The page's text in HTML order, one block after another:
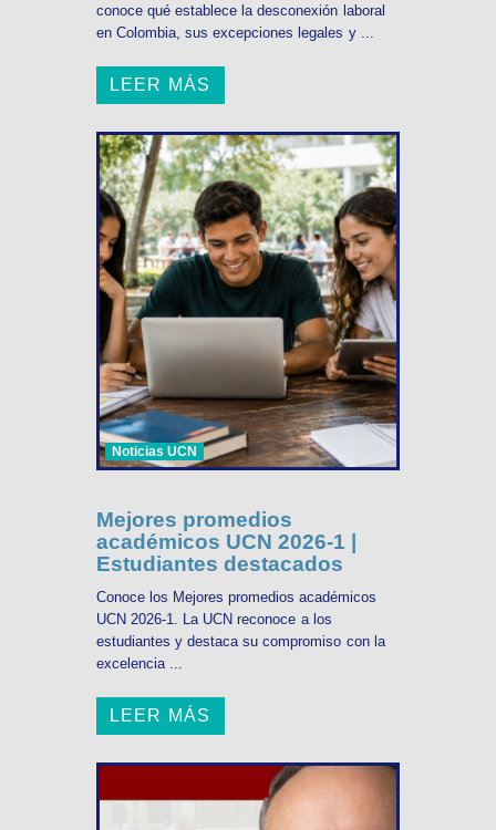
conoce qué establece la desconexión laboral
en Colombia, sus excepciones legales y ...
LEER MÁS
Noticias UCN
Mejores promedios
académicos UCN 2026-1 |
Estudiantes destacados
Conoce los Mejores promedios académicos
UCN 2026-1. La UCN reconoce a los
estudiantes y destaca su compromiso con la
excelencia ...
LEER MÁS